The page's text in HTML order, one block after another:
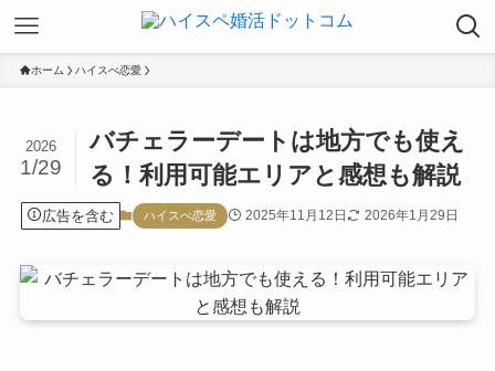
ホーム ハイスぺ恋愛
バチェラーデートは地方でも使え
る！利用可能エリアと感想も解説
2026
1/29
広告を含む ハイスぺ恋愛 2025年11月12日 2026年1月29日